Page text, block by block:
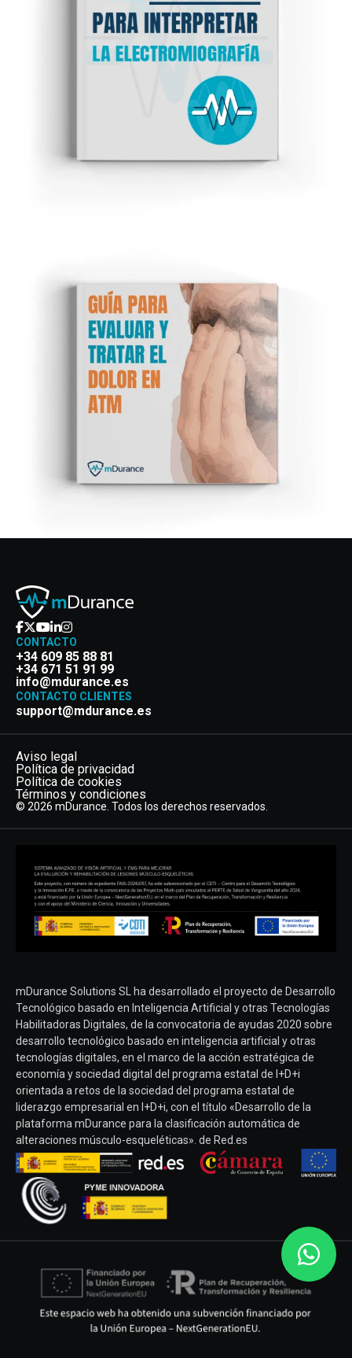
CONTACTO
+34 609 85 88 81
+34 671 51 91 99
info@mdurance.es
CONTACTO CLIENTES
support@mdurance.es
Aviso legal
Política de privacidad
Política de cookies
Términos y condiciones
© 2026 mDurance. Todos los derechos reservados.
mDurance Solutions SL ha desarrollado el proyecto de Desarrollo
Tecnológico basado en Inteligencia Artificial y otras Tecnologías
Habilitadoras Digitales, de la convocatoria de ayudas 2020 sobre
desarrollo tecnológico basado en inteligencia artificial y otras
tecnologías digitales, en el marco de la acción estratégica de
economía y sociedad digital del programa estatal de I+D+i
orientada a retos de la sociedad del programa estatal de
liderazgo empresarial en I+D+i, con el título «Desarrollo de la
plataforma mDurance para la clasificación automática de
alteraciones músculo-esqueléticas». de Red.es